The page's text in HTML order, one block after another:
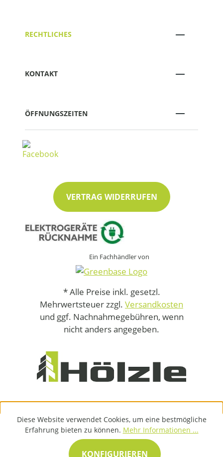
RECHTLICHES
KONTAKT
ÖFFNUNGSZEITEN
VERTRAG WIDERRUFEN
Ein Fachhändler von
* Alle Preise inkl. gesetzl.
Mehrwertsteuer zzgl. Versandkosten
und ggf. Nachnahmegebühren, wenn
nicht anders angegeben.
Diese Website verwendet Cookies, um eine bestmögliche
Erfahrung bieten zu können. Mehr Informationen ...
KONFIGURIEREN